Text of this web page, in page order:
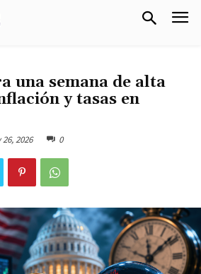
una semana de alta
y tasas en
26, 2026 0